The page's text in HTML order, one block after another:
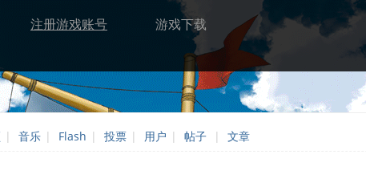
注册游戏账号 游戏下载
| 音乐 | Flash | 投票 | 用户 | 帖子 | 文章